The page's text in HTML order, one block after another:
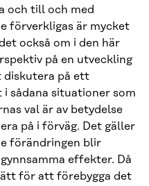
och till och med
förverkligas är mycket
också om i den här
på en utveckling
diskutera på ett
sådana situationer som
val är av betydelse
på i förväg. Det gäller
förändringen blir
effekter. Då
för att förebygga det